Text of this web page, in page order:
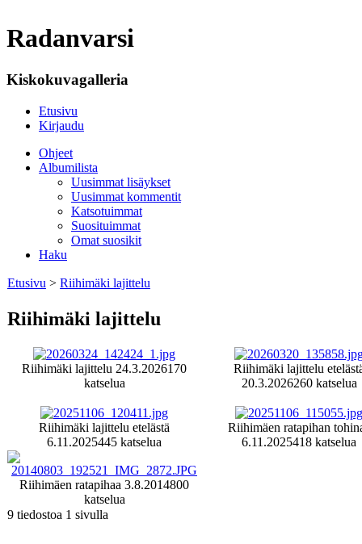
Radanvarsi
Kiskokuvagalleria
Etusivu
Kirjaudu
Ohjeet
Albumilista
Uusimmat lisäykset
Uusimmat kommentit
Katsotuimmat
Suosituimmat
Omat suosikit
Haku
Etusivu > Riihimäki lajittelu
Riihimäki lajittelu
Riihimäki lajittelu 24.3.2026170
katselua
Riihimäki lajittelu
20.3.2026260 katselua
Riihimäki lajittelu etelästä
6.11.2025445 katselua
Riihimäen ratapihan
6.11.2025418 katselua
Riihimäen ratapihaa 3.8.2014800
katselua
9 tiedostoa 1 sivulla